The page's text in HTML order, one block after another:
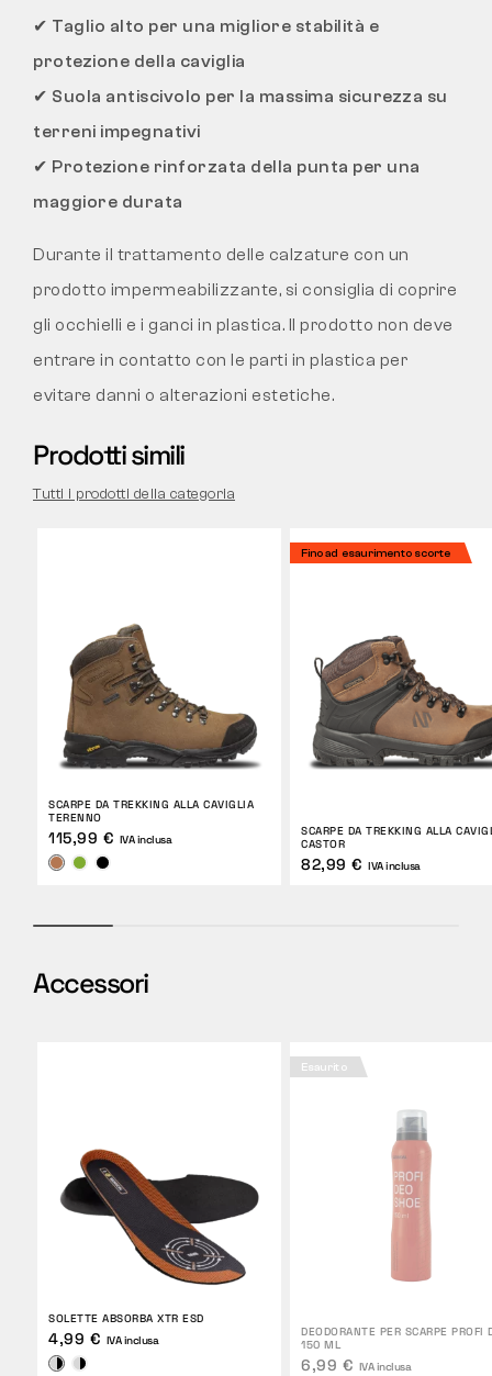
✔ Taglio alto per una migliore stabilità e
protezione della caviglia
✔ Suola antiscivolo per la massima sicurezza su
terreni impegnativi
✔ Protezione rinforzata della punta per una
maggiore durata
Durante il trattamento delle calzature con un
prodotto impermeabilizzante, si consiglia di coprire
gli occhielli e i ganci in plastica. Il prodotto non deve
entrare in contatto con le parti in plastica per
evitare danni o alterazioni estetiche.
Prodotti simili
Tutti i prodotti della categoria
SCARPE DA TREKKING ALLA CAVIGLIA
TERENNO
115,99 € IVA inclusa
Fino ad esaurimento scorte
SCARPE DA TREKKING ALLA
CASTOR
82,99 € IVA inclusa
Accessori
SOLETTE ABSORBA XTR ESD
4,99 € IVA inclusa
Esaurito
DEODORANTE PER SCARPE PROFI
150 ML
6,99 € IVA inclusa